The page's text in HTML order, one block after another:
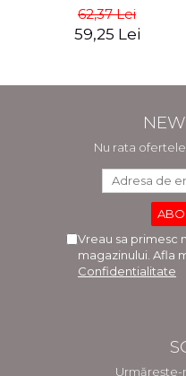
62,37 Lei
59,25 Lei
Nu rata
Vreau sa primesc
magazinului. Afla
Confidentialitate
Urmărește-